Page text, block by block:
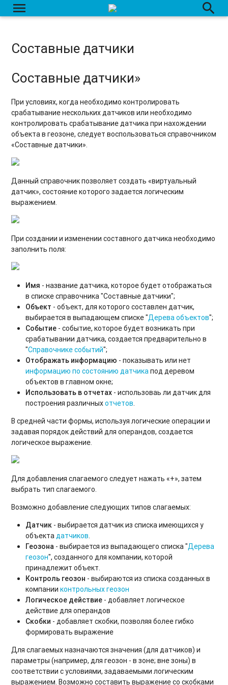
menu search
Составные датчики
Составные датчики»
При условиях, когда необходимо контролировать
срабатывание нескольких датчиков или необходимо
контролировать срабатывание датчика при нахождении
объекта в геозоне, следует воспользоваться справочником
«Составные датчики».
Данный справочник позволяет создать «виртуальный
датчик», состояние которого задается логическим
выражением.
При создании и изменении составного датчика необходимо
заполнить поля:
Имя - название датчика, которое будет отображаться
в списке справочника "Составные датчики";
Объект - объект, для которого составлен датчик,
выбирается в выпадающем списке "Дерева объектов";
Событие - событие, которое будет возникать при
срабатывании датчика, создается предварительно в
"Справочнике событий";
Отображать информацию - показывать или нет
информацию по состоянию датчикапод деревом
объектов в главном окне;
Использовать в отчетах - использоваь ли датчик для
построения различныхотчетов.
В средней части формы, используя логические операции и
задавая порядок действий для операндов, создается
логическое выражение.
Для добавления слагаемого следует нажать «+», затем
выбрать тип слагаемого.
Возможно добавление следующих типов слагаемых:
Датчик - выбирается датчик из списка имеющихся у
объектадатчиков.
Геозона - выбирается из выпадающего списка "Дерева
геозон", созданного для компании, которой
принадлежит объект.
Контроль геозон - выбираются из списка созданных в
компанииконтрольных геозон
Логическое действие - добавляет логическое
действие для операндов
Скобки - добавляет скобки, позволяя более гибко
формировать выражение
Для слагаемых назначаются значения (для датчиков) и
параметры (например, для геозон - в зоне; вне зоны) в
соответствии с условиями, задаваемыми логическим
выражением. Возможно составить выражение со скобками